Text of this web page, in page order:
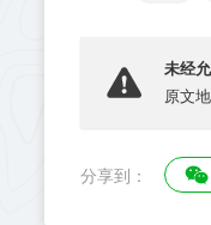
未经
原文地
分享到：